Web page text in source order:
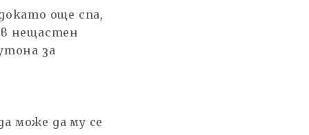
още спа,
нещастен
за
може да му се